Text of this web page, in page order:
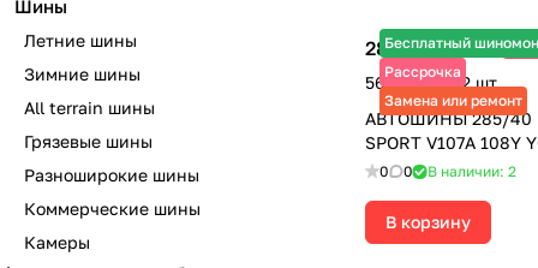
Бесплатный
Рассрочка
Замена или ремонт
28 295 ₽40 420 ₽ -
56 590 ₽ за 2 шт.
АВТОШИНЫ 285/40
SPORT V107A 108Y
0 0 В наличии: 2
В корзину
Шины
Летние шины
Зимние шины
All terrain шины
Грязевые шины
Разноширокие шины
Коммерческие шины
Камеры